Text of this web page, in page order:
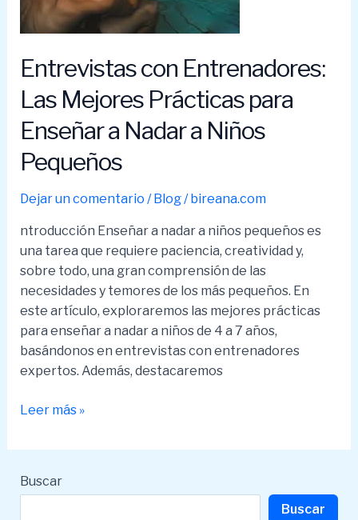
Entrevistas con Entrenadores:
Las Mejores Prácticas para
Enseñar a Nadar a Niños
Pequeños
Dejar un comentario /Blog/bireana.com
ntroducción Enseñar a nadar a niños pequeños es
una tarea que requiere paciencia, creatividad y,
sobre todo, una gran comprensión de las
necesidades y temores de los más pequeños. En
este artículo, exploraremos las mejores prácticas
para enseñar a nadar a niños de 4 a 7 años,
basándonos en entrevistas con entrenadores
expertos. Además, destacaremos
Entrevistas
Entrenadores:
Mejores
Leer más »
Buscar
Buscar